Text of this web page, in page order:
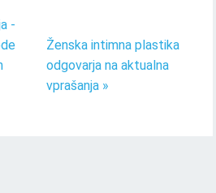
-
Ženska intimna plastika
odgovarja na aktualna
vprašanja »